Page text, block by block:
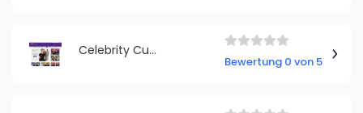
Celebrity Cutouts
Bewertung 0 von 5